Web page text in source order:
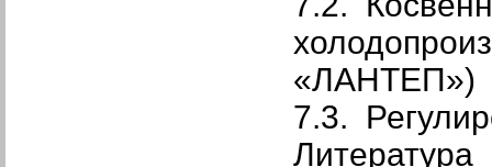
«ЛАНТЕП»)
7.3.
Литература